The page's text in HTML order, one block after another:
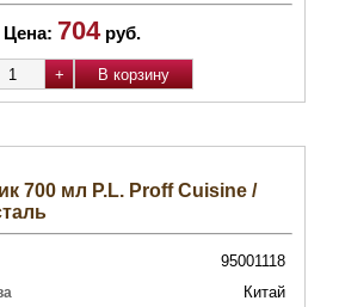
Цена: 704 руб.
700 мл P.L. Proff Cuisine /
95001118
Китай